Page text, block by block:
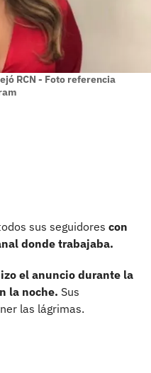
RCN - Foto referencia
sus seguidores con
donde trabajaba.
el anuncio durante la
la noche. Sus
las lágrimas.